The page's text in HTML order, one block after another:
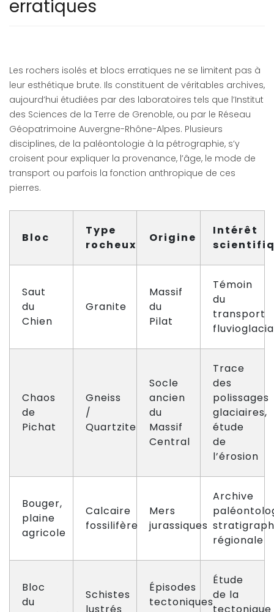
erratiques
Les rochers isolés et blocs erratiques ne se limitent pas à
leur esthétique brute. Ils constituent de véritables archives,
aujourd’hui étudiées par des laboratoires tels que l’Institut
des Sciences de la Terre de Grenoble, ou par le Réseau
Géopatrimoine Auvergne-Rhône-Alpes. Plusieurs
disciplines, de la paléontologie à la pétrographie, s’y
croisent pour expliquer la provenance, l’âge, le mode de
transport ou parfois la fonction anthropique de ces
pierres.
Bloc
Type
rocheux
Origine
Intérêt
Saut
du
Chien
Granite
Massif
du
Pilat
Témoin
du
transport
Chaos
de
Pichat
Gneiss
/
Quartzite
Socle
ancien
du
Massif
Central
Trace
des
polissages
glaciaires,
étude
de
l’érosion
Bouger,
plaine
agricole
Calcaire
fossilifère
Mers
jurassiques
Archive
régionale
Bloc
du
Schistes
Épisodes
tectoniques
Étude
de la